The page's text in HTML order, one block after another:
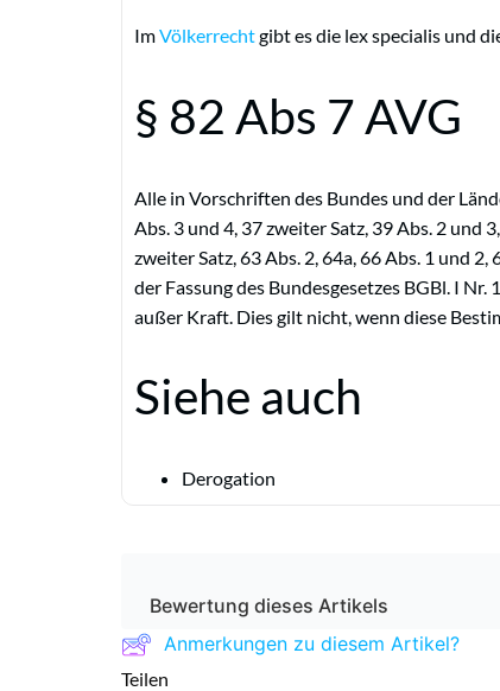
ImVölkerrechtgibt es die lex specialis und
§ 82 Abs 7 AVG
Alle in Vorschriften des Bundes und der
Abs. 3 und 4, 37 zweiter Satz, 39 Abs. 2 und
zweiter Satz, 63 Abs. 2, 64a, 66 Abs. 1 und
der Fassung des Bundesgesetzes BGBl. I
außer Kraft. Dies gilt nicht, wenn diese
Siehe auch
Derogation
Bewertung dieses Artikels
Anmerkungen zu diesem Artikel?
Teilen